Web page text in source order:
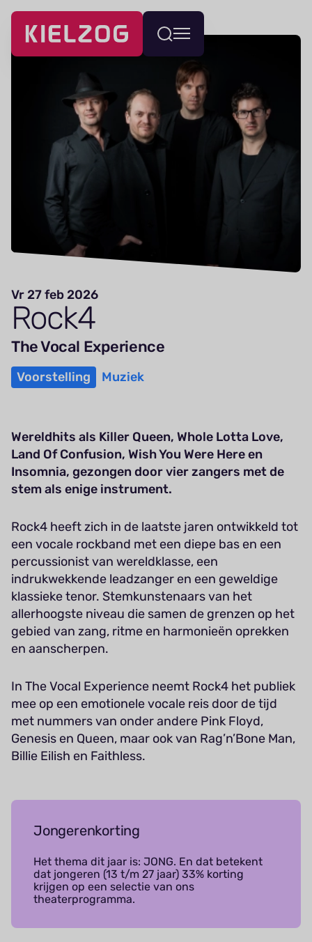
Navigatie
overslaan
Wissel
menu
Vr 27 feb 2026
Rock4
The Vocal Experience
Voorstelling Muziek
Wereldhits als Killer Queen, Whole Lotta Love,
Land Of Confusion, Wish You Were Here en
Insomnia, gezongen door vier zangers met de
stem als enige instrument.
Rock4 heeft zich in de laatste jaren ontwikkeld tot
een vocale rockband met een diepe bas en een
percussionist van wereldklasse, een
indrukwekkende leadzanger en een geweldige
klassieke tenor. Stemkunstenaars van het
allerhoogste niveau die samen de grenzen op het
gebied van zang, ritme en harmonieën oprekken
en aanscherpen.
In The Vocal Experience neemt Rock4 het publiek
mee op een emotionele vocale reis door de tijd
met nummers van onder andere Pink Floyd,
Genesis en Queen, maar ook van Rag’n’Bone Man,
Billie Eilish en Faithless.
Jongerenkorting
Het thema dit jaar is: JONG. En dat betekent
dat jongeren (13 t/m 27 jaar) 33% korting
krijgen op een selectie van ons
theaterprogramma.